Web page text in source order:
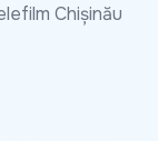
Chișinău